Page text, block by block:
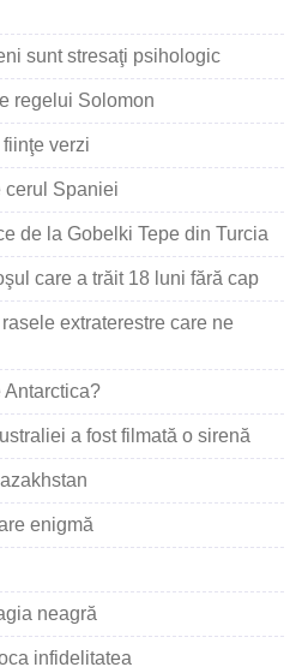
sunt stresaţi psihologic
regelui Solomon
verzi
cerul Spaniei
de la Gobelki Tepe din Turcia
care a trăit 18 luni fără cap
extraterestre care ne
Antarctica?
a fost filmată o sirenă
enigmă
neagră
infidelitatea